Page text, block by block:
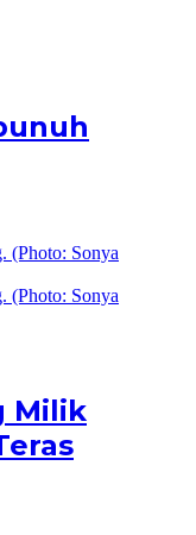
Milik